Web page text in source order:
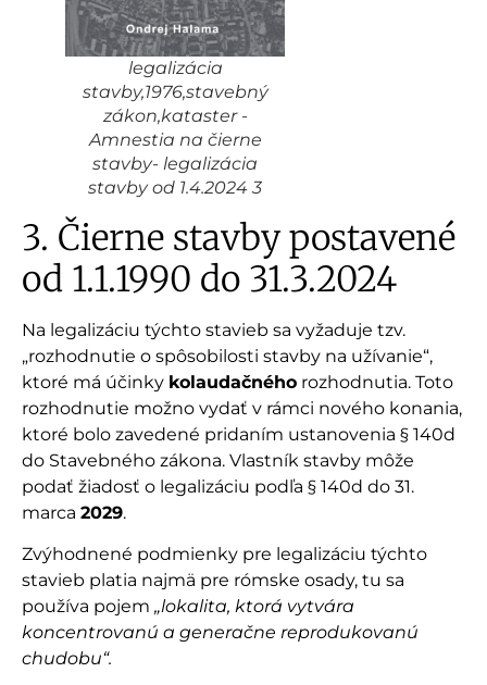
legalizácia
stavby,1976,stavebný
zákon,kataster -
Amnestia na čierne
stavby- legalizácia
stavby od 1.4.2024 3
3. Čierne stavby postavené
od 1.1.1990 do 31.3.2024
Na legalizáciu týchto stavieb sa vyžaduje tzv.
„rozhodnutie o spôsobilosti stavby na užívanie“,
ktoré má účinky kolaudačného rozhodnutia. Toto
rozhodnutie možno vydať v rámci nového konania,
ktoré bolo zavedené pridaním ustanovenia § 140d
do Stavebného zákona. Vlastník stavby môže
podať žiadosť o legalizáciu podľa § 140d do 31.
marca 2029.
Zvýhodnené podmienky pre legalizáciu týchto
stavieb platia najmä pre rómske osady, tu sa
používa pojem „lokalita, ktorá vytvára
koncentrovanú a generačne reprodukovanú
chudobu“.